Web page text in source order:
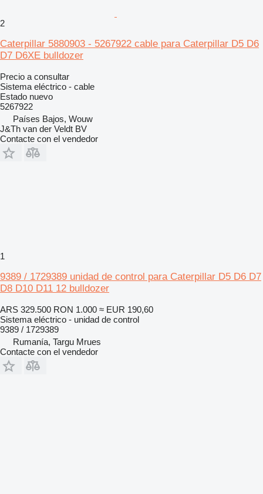
2
Caterpillar 5880903 - 5267922 cable para Caterpillar D5 D6
D7 D6XE bulldozer
Precio a consultar
Sistema eléctrico - cable
Estado nuevo
5267922
Países Bajos, Wouw
J&Th van der Veldt BV
Contacte con el vendedor
1
9389 / 1729389 unidad de control para Caterpillar D5 D6 D7
D8 D10 D11 12 bulldozer
ARS 329.500 RON 1.000 ≈ EUR 190,60
Sistema eléctrico - unidad de control
9389 / 1729389
Rumanía, Targu Mrues
Contacte con el vendedor